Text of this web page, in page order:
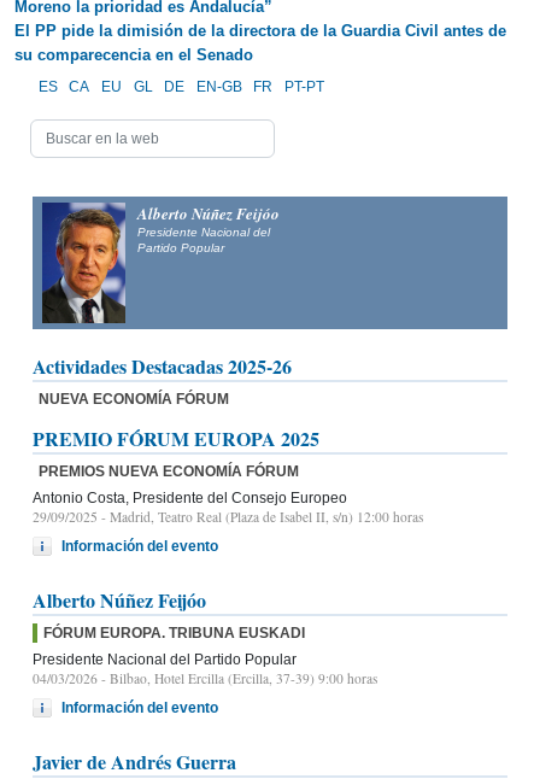
Moreno la prioridad es Andalucía”
El PP pide la dimisión de la directora de la Guardia Civil antes de
su comparecencia en el Senado
ES CA EU GL DE EN-GB FR PT-PT
Alberto Núñez Feijóo
Presidente Nacional del
Partido Popular
Actividades Destacadas 2025-26
NUEVA ECONOMÍA FÓRUM
PREMIO FÓRUM EUROPA 2025
PREMIOS NUEVA ECONOMÍA FÓRUM
Antonio Costa, Presidente del Consejo Europeo
29/09/2025 - Madrid, Teatro Real (Plaza de Isabel II, s/n) 12:00 horas
Información del evento
Alberto Núñez Feijóo
FÓRUM EUROPA. TRIBUNA EUSKADI
Presidente Nacional del Partido Popular
04/03/2026 - Bilbao, Hotel Ercilla (Ercilla, 37-39) 9:00 horas
Información del evento
Javier de Andrés Guerra